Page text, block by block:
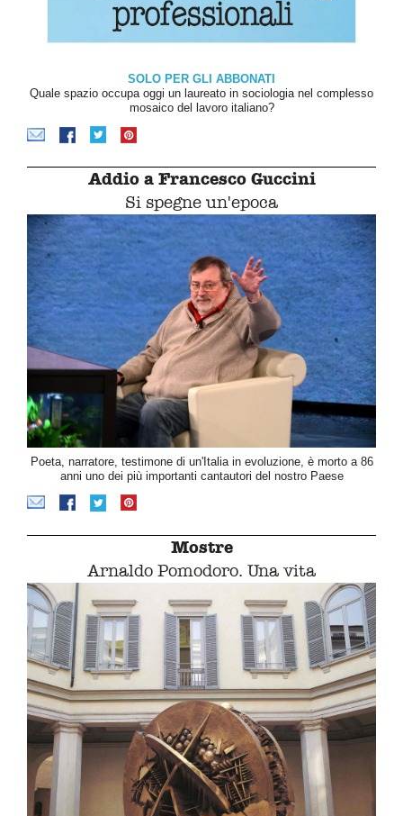
SOLO PER GLI ABBONATI
Quale spazio occupa oggi un laureato in sociologia nel complesso
mosaico del lavoro italiano?
Addio a Francesco Guccini
Si spegne un'epoca
Poeta, narratore, testimone di un'Italia in evoluzione, è morto a 86
anni uno dei più importanti cantautori del nostro Paese
Mostre
Arnaldo Pomodoro. Una vita